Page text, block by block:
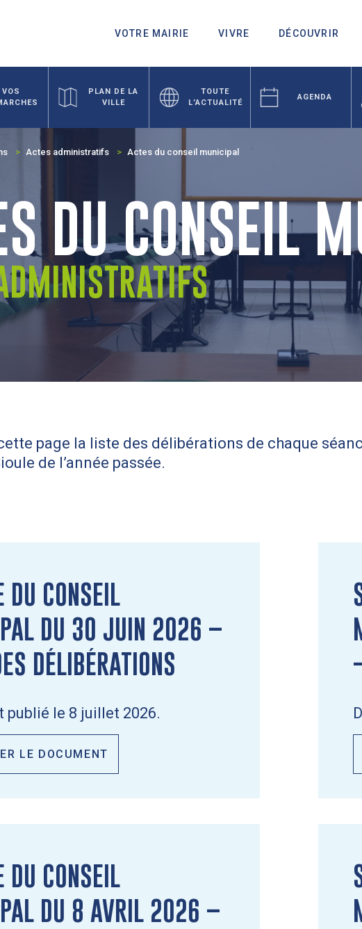
VOTRE MAIRIE VIVRE DÉCOUVRIR
VOS
PLAN DE LA
VILLE
TOUTE
L’ACTUALITÉ
AGENDA
Actes administratifs Actes du conseil municipal
DU CONSEIL
page la liste des délibérations de chaque
de l’année passée.
DU CONSEIL
DU 30 JUIN 2026 –
DÉLIBÉRATIONS
publié le 8 juillet 2026.
LE DOCUMENT
DU CONSEIL
DU 8 AVRIL 2026 –